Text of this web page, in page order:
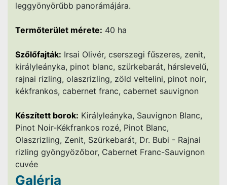
leggyönyörűbb panorámájára.
Termőterület mérete: 40 ha
Szőlőfajták: Irsai Olivér, cserszegi fűszeres, zenit,
királyleányka, pinot blanc, szürkebarát, hárslevelű,
rajnai rizling, olaszrizling, zöld veltelini, pinot noir,
kékfrankos, cabernet franc, cabernet sauvignon
Készített borok: Királyleányka, Sauvignon Blanc,
Pinot Noir-Kékfrankos rozé, Pinot Blanc,
Olaszrizling, Zenit, Szürkebarát, Dr. Bubi - Rajnai
rizling gyöngyözőbor, Cabernet Franc-Sauvignon
cuvée
Galéria